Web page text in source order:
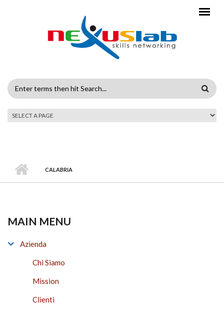
SEARCH
FORM
CALABRIA
MAIN MENU
Azienda
Chi Siamo
Mission
Clienti